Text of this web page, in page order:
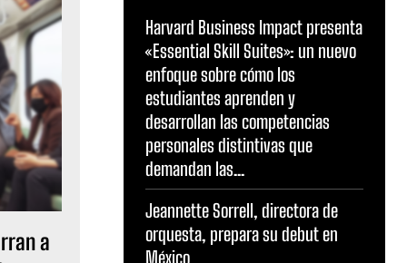
a
Harvard Business Impact presenta
«Essential Skill Suites»: un nuevo
enfoque sobre cómo los
estudiantes aprenden y
desarrollan las competencias
personales distintivas que
demandan las...
Jeannette Sorrell, directora de
orquesta, prepara su debut en
México